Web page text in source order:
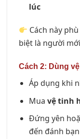
lúc
Cách này
biệt là người mới
Cách 2: Dùng
Áp dụng khi
Mua vệ tinh
Đứng yên
đến đánh bạn